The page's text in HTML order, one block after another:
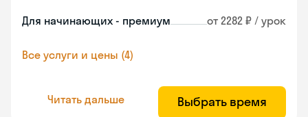
Для начинающих - премиум от 2282 ₽ / урок
Все услуги и цены (4)
Читать дальше Выбрать время